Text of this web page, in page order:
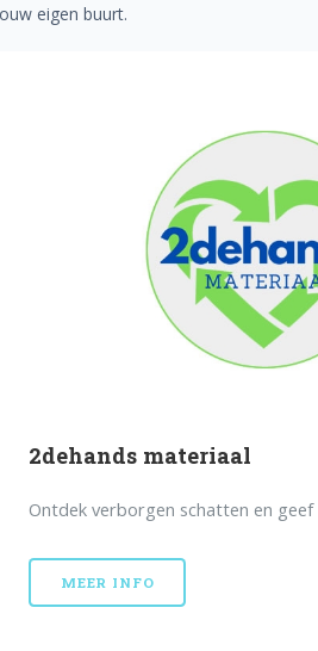
eigen buurt.
2dehands materiaal
Ontdek verborgen schatten en geef
MEER INFO